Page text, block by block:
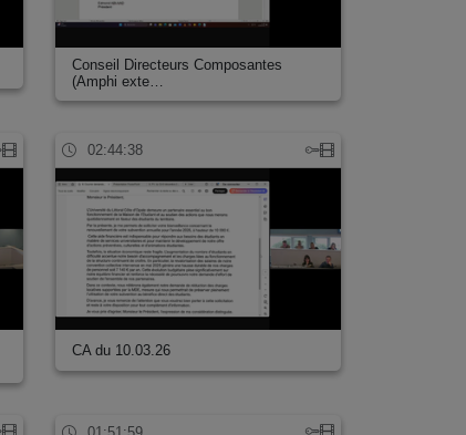
Conseil Directeurs Composantes
(Amphi exte…
02:44:38
CA du 10.03.26